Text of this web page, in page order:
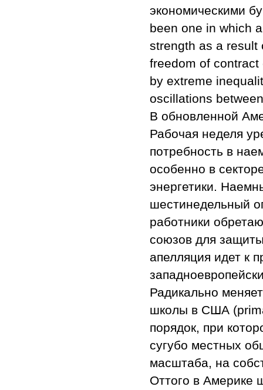
экономическими
been one in which
strength as a result
freedom of
by extreme
oscillations
В обновленной
Рабочая неделя
потребность в
особенно в
энергетики.
шестинедельный
работники
союзов для
апелляция идет к
Радикально
школы в США
порядок, при
сугубо местных
масштаба, на
Оттого в Америке